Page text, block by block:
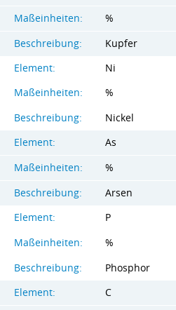
Maßeinheiten:
%
Beschreibung:
Kupfer
Element:
Ni
Maßeinheiten:
%
Beschreibung:
Nickel
Element:
As
Maßeinheiten:
%
Beschreibung:
Arsen
Element:
P
Maßeinheiten:
%
Beschreibung:
Phosphor
Element:
C